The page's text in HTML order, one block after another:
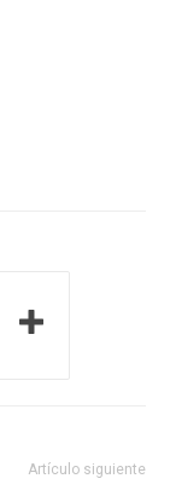
Artículo siguiente